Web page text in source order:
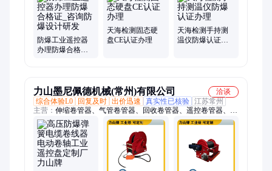
防爆工业遥控器
办理防爆合格证_
天海检测固态硬
盘CE认证办理
天海检测手持测
温仪防爆认证办
力山墨尼佩德机械(常州)有限公司
洽谈
综合体验L0
回复及时 出价迅速 真实性已核验 江苏常州
主营： 伸缩卷管器、气管卷管器、回收卷管器、遥控卷管器、高
压卷管器、软管卷管器、手动卷管器、电缆卷盘、消防卷盘、不
锈钢卷管器、大型卷管器、疏通车卷管器、吸尘卷管器、电焊卷
管器、氧气乙炔卷盘、舞台卷管器、工业卷管器、气动卷管器、
液压卷盘、叉车卷管器、往复卷盘、平衡器、放静电卷管器、水
管卷管器、卷管器、自动卷管器